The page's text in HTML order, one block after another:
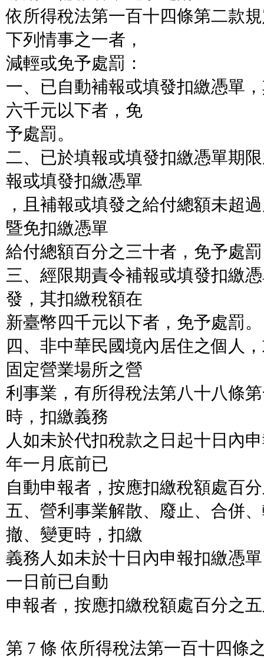
依所得稅法第一百十四條第二款
下列情事之一者，
減輕或免予處罰：
一、已自動補報或填發扣繳憑單
六千元以下者，免
予處罰。
二、已於填報或填發扣繳憑單期
報或填發扣繳憑單
，且補報或填發之給付總額未超
暨免扣繳憑單
給付總額百分之三十者，免予處
三、經限期責令補報或填發扣繳
發，其扣繳稅額在
新臺幣四千元以下者，免予處罰。
四、非中華民國境內居住之個人
固定營業場所之營
利事業，有所得稅法第八十八條
時，扣繳義務
人如未於代扣稅款之日起十日內
年一月底前已
自動申報者，按應扣繳稅額處百
五、營利事業解散、廢止、合併
撤、變更時，扣繳
義務人如未於十日內申報扣繳憑
一日前已自動
申報者，按應扣繳稅額處百分之
第 7 條 依所得稅法第一百十四條